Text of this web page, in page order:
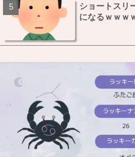
ショートスリ
になるｗｗｗ